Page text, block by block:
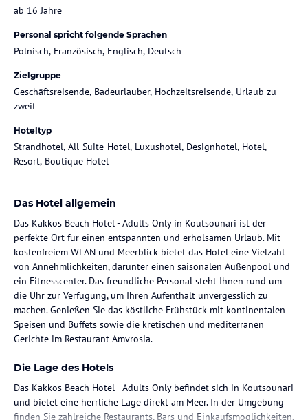
ab 16 Jahre
Personal spricht folgende Sprachen
Polnisch, Französisch, Englisch, Deutsch
Zielgruppe
Geschäftsreisende, Badeurlauber, Hochzeitsreisende, Urlaub zu
zweit
Hoteltyp
Strandhotel, All-Suite-Hotel, Luxushotel, Designhotel, Hotel,
Resort, Boutique Hotel
Das Hotel allgemein
Das Kakkos Beach Hotel - Adults Only in Koutsounari ist der
perfekte Ort für einen entspannten und erholsamen Urlaub. Mit
kostenfreiem WLAN und Meerblick bietet das Hotel eine Vielzahl
von Annehmlichkeiten, darunter einen saisonalen Außenpool und
ein Fitnesscenter. Das freundliche Personal steht Ihnen rund um
die Uhr zur Verfügung, um Ihren Aufenthalt unvergesslich zu
machen. Genießen Sie das köstliche Frühstück mit kontinentalen
Speisen und Buffets sowie die kretischen und mediterranen
Gerichte im Restaurant Amvrosia.
Die Lage des Hotels
Das Kakkos Beach Hotel - Adults Only befindet sich in Koutsounari
und bietet eine herrliche Lage direkt am Meer. In der Umgebung
finden Sie zahlreiche Restaurants, Bars und Einkaufsmöglichkeiten.